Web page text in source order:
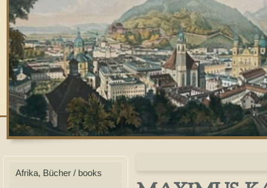
Afrika, Bücher / books